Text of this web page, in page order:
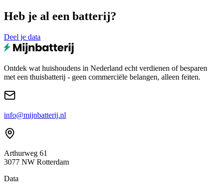
Heb je al een batterij?
Deel je data
Ontdek wat huishoudens in Nederland echt verdienen of besparen
met een thuisbatterij - geen commerciële belangen, alleen feiten.
info@mijnbatterij.nl
Arthurweg 61
3077 NW Rotterdam
Data